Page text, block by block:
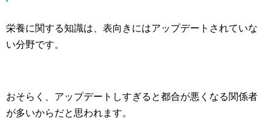
栄養に関する知識は、表向きにはアップデートされていな
い分野です。
おそらく、アップデートしすぎると都合が悪くなる関係者
が多いからだと思われます。